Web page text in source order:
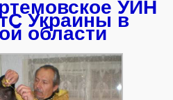
УИН
Украины в
области